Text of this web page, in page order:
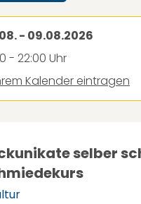
- 09.08.2026
- 22:00 Uhr
Kalender eintragen
selber